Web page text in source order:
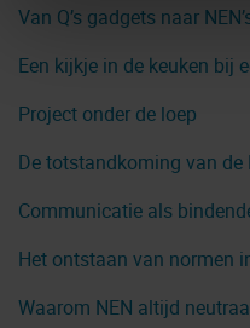
privacy@nen.nl
onze cookieverklaring
Van Q’s gadgets naar
Een kijkje in de keuken bij
Project onder de loep
De totstandkoming van de
Communicatie als
Het ontstaan van normen
Waarom NEN altijd